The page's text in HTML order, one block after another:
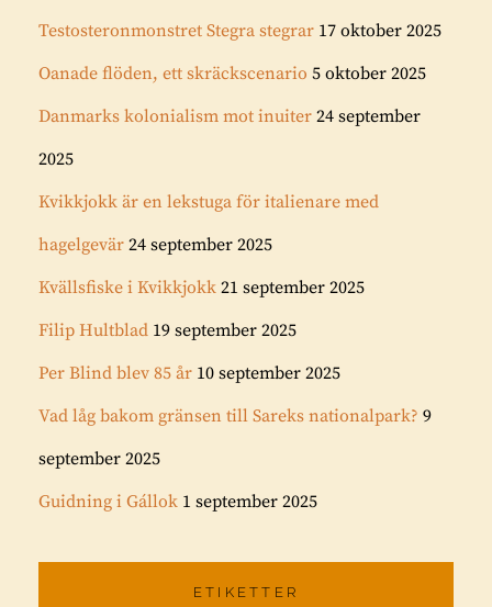
Testosteronmonstret Stegra stegrar 17 oktober 2025
Oanade flöden, ett skräckscenario 5 oktober 2025
Danmarks kolonialism mot inuiter 24 september
2025
Kvikkjokk är en lekstuga för italienare med
hagelgevär 24 september 2025
Kvällsfiske i Kvikkjokk 21 september 2025
Filip Hultblad 19 september 2025
Per Blind blev 85 år 10 september 2025
Vad låg bakom gränsen till Sareks nationalpark? 9
september 2025
Guidning i Gállok 1 september 2025
ETIKETTER